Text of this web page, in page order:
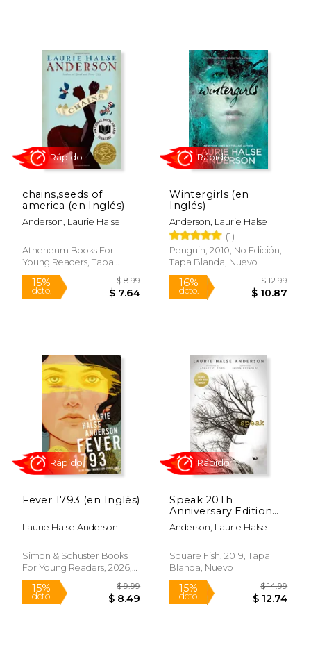
chains,seeds of
america (en Inglés)
Anderson, Laurie Halse
Atheneum Books For
Young Readers, Tapa
Blanda, Nuevo
15%
dcto.
Rápido
Wintergirls (en
Inglés)
Anderson, Laurie Halse
(1)
Penguin, 2010, No Edición,
Tapa Blanda, Nuevo
16%
dcto.
Fever 1793 (en Inglés)
Laurie Halse Anderson
Simon & Schuster Books
For Young Readers, 2026,
Tapa Blanda, Nuevo
Speak 20Th
Anniversary Edition
(en Inglés)
Anderson, Laurie Halse
Square Fish, 2019, Tapa
Blanda, Nuevo